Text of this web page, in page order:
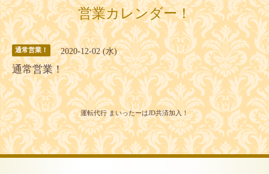
営業カレンダー！
通常営業！ 2020-12-02 (水)
通常営業！
運転代行 まいったーはJD共済加入！